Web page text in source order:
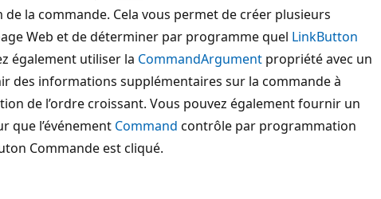
la commande. Cela vous permet de créer plusieurs
Web et de déterminer par programme quel LinkButton
également utiliser la CommandArgument propriété avec un
des informations supplémentaires sur la commande à
de l’ordre croissant. Vous pouvez également fournir un
que l’événement Command contrôle par programmation
Commande est cliqué.